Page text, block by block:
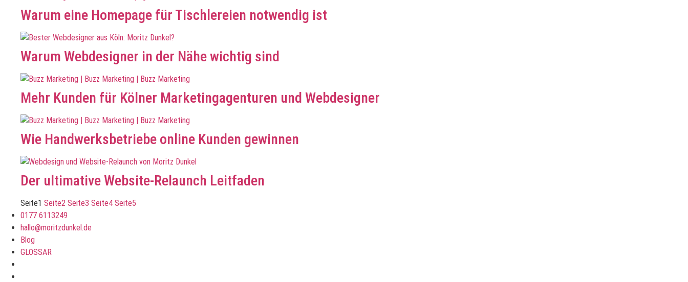
Warum eine Homepage für Tischlereien notwendig ist
Warum Webdesigner in der Nähe wichtig sind
Mehr Kunden für Kölner Marketingagenturen und Webdesigner
Wie Handwerksbetriebe online Kunden gewinnen
Der ultimative Website-Relaunch Leitfaden
Seite1 Seite2 Seite3 Seite4 Seite5
0177 6113249
hallo@moritzdunkel.de
Blog
GLOSSAR